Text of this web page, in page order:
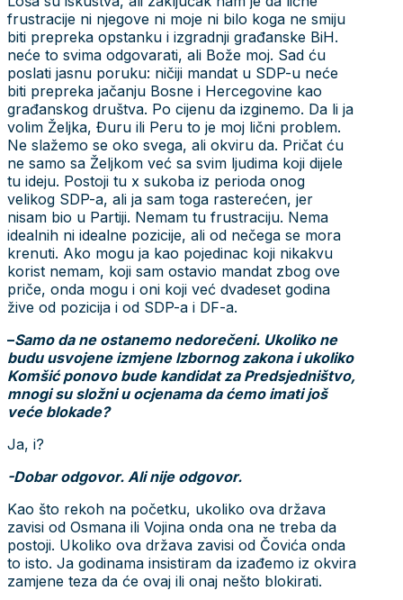
frustracije ni njegove ni moje ni bilo koga ne smiju
biti prepreka opstanku i izgradnji građanske BiH.
neće to svima odgovarati, ali Bože moj. Sad ću
poslati jasnu poruku: ničiji mandat u SDP-u neće
biti prepreka jačanju Bosne i Hercegovine kao
građanskog društva. Po cijenu da izginemo. Da li ja
volim Željka, Đuru ili Peru to je moj lični problem.
Ne slažemo se oko svega, ali okviru da. Pričat ću
ne samo sa Željkom već sa svim ljudima koji dijele
tu ideju. Postoji tu x sukoba iz perioda onog
velikog SDP-a, ali ja sam toga rasterećen, jer
nisam bio u Partiji. Nemam tu frustraciju. Nema
idealnih ni idealne pozicije, ali od nečega se mora
krenuti. Ako mogu ja kao pojedinac koji nikakvu
korist nemam, koji sam ostavio mandat zbog ove
priče, onda mogu i oni koji već dvadeset godina
žive od pozicija i od SDP-a i DF-a.
–Samo da ne ostanemo nedorečeni. Ukoliko ne
budu usvojene izmjene Izbornog zakona i ukoliko
Komšić ponovo bude kandidat za Predsjedništvo,
mnogi su složni u ocjenama da ćemo imati još
veće blokade?
Ja, i?
-Dobar odgovor. Ali nije odgovor.
Kao što rekoh na početku, ukoliko ova država
zavisi od Osmana ili Vojina onda ona ne treba da
postoji. Ukoliko ova država zavisi od Čovića onda
to isto. Ja godinama insistiram da izađemo iz okvira
zamjene teza da će ovaj ili onaj nešto blokirati.